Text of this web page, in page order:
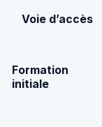
Voie d’accès
Formation
initiale